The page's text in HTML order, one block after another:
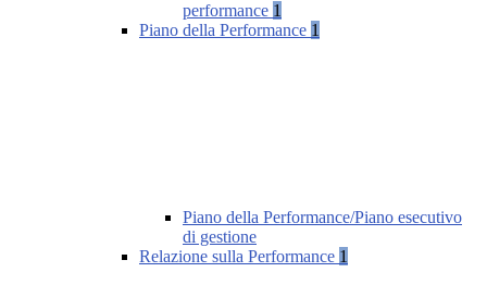
performance 1
Piano della Performance 1
Piano della Performance/Piano esecutivo
di gestione
Relazione sulla Performance 1